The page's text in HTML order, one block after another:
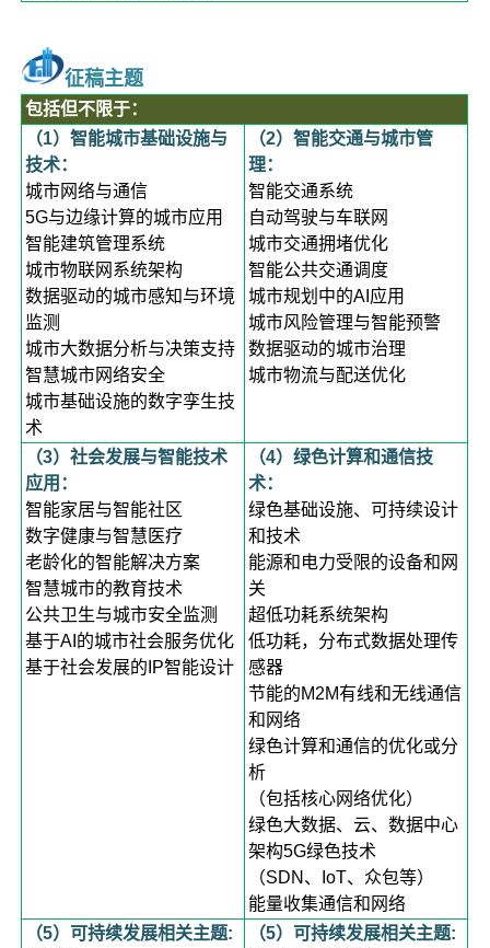
征稿主题
包括但不限于：
（1）智能城市基础设施与
技术：
城市网络与通信
5G与边缘计算的城市应用
智能建筑管理系统
城市物联网系统架构
数据驱动的城市感知与环境
监测
城市大数据分析与决策支持
智慧城市网络安全
城市基础设施的数字孪生技
术
（2）智能交通与城市管
理：
智能交通系统
自动驾驶与车联网
城市交通拥堵优化
智能公共交通调度
城市规划中的AI应用
城市风险管理与智能预警
数据驱动的城市治理
城市物流与配送优化
（3）社会发展与智能技术
应用：
智能家居与智能社区
数字健康与智慧医疗
老龄化的智能解决方案
智慧城市的教育技术
公共卫生与城市安全监测
基于AI的城市社会服务优化
基于社会发展的IP智能设计
（4）绿色计算和通信技
术：
绿色基础设施、可持续设计
和技术
能源和电力受限的设备和网
关
超低功耗系统架构
低功耗，分布式数据处理传
感器
节能的M2M有线和无线通信
和网络
绿色计算和通信的优化或分
析
（包括核心网络优化）
绿色大数据、云、数据中心
架构5G绿色技术
（SDN、IoT、众包等）
能量收集通信和网络
（5）可持续发展相关主题:
（5）可持续发展相关主题: